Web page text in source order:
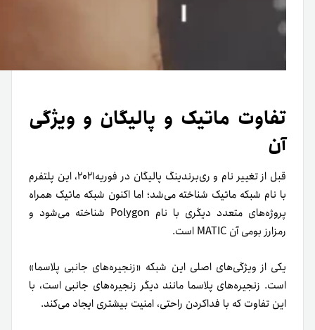
تفاوت ماتیک و پالیگان و ویژگی
آن
قبل از تغییر نام و ری‌برندینگ پالیگان در فوریه۲۰۲۱، این پلتفرم
با نام شبکه ماتیک شناخته می‌شد؛ اما اکنون شبکه ماتیک همراه
پروژه‌های متعدد دیگری با نام Polygon شناخته می‌شود و
رمزارز بومی آن MATIC است.
یکی از ویژگی‌های اصلی این شبکه «زنجیره‌های جانبی پلاسما»
است. زنجیره‌های پلاسما مانند دیگر زنجیره‌های جانبی است، با
این تفاوت که با فدا‌کردن راحتی، امنیت بیشتری ایجاد می‌کند.